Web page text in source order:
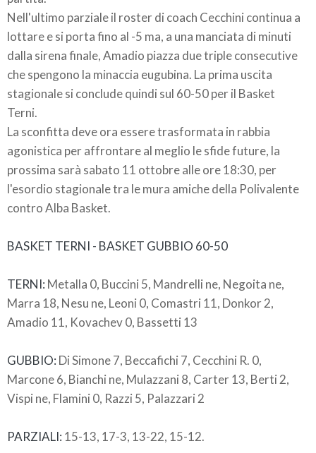
Nell'ultimo parziale il roster di coach Cecchini continua a
lottare e si porta fino al -5 ma, a una manciata di minuti
dalla sirena finale, Amadio piazza due triple consecutive
che spengono la minaccia eugubina. La prima uscita
stagionale si conclude quindi sul 60-50 per il Basket
Terni.
La sconfitta deve ora essere trasformata in rabbia
agonistica per affrontare al meglio le sfide future, la
prossima sarà sabato 11 ottobre alle ore 18:30, per
l'esordio stagionale tra le mura amiche della Polivalente
contro Alba Basket.
BASKET TERNI - BASKET GUBBIO 60-50
TERNI: Metalla 0, Buccini 5, Mandrelli ne, Negoita ne,
Marra 18, Nesu ne, Leoni 0, Comastri 11, Donkor 2,
Amadio 11, Kovachev 0, Bassetti 13
GUBBIO: Di Simone 7, Beccafichi 7, Cecchini R. 0,
Marcone 6, Bianchi ne, Mulazzani 8, Carter 13, Berti 2,
Vispi ne, Flamini 0, Razzi 5, Palazzari 2
PARZIALI: 15-13, 17-3, 13-22, 15-12.